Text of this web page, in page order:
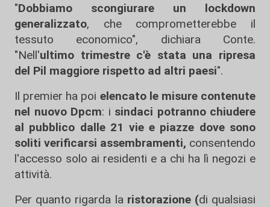
"Dobbiamo scongiurare un lockdown
generalizzato, che comprometterebbe il
tessuto economico", dichiara Conte.
"Nell'ultimo trimestre c'è stata una ripresa
del Pil maggiore rispetto ad altri paesi".
Il premier ha poi elencato le misure contenute
nel nuovo Dpcm: i sindaci potranno chiudere
al pubblico dalle 21 vie e piazze dove sono
soliti verificarsi assembramenti, consentendo
l'accesso solo ai residenti e a chi ha lì negozi e
attività.
Per quanto rigarda la ristorazione (di qualsiasi